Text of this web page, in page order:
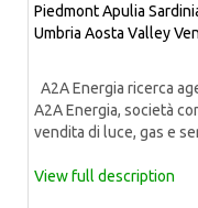
PiedmontApulia
Umbria Aosta Valley
A2A Energia ricerca
A2A Energia, società
vendita di luce, gas e
View full description